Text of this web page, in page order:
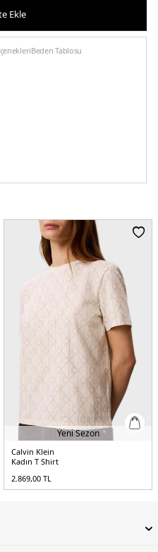
Ekle
Beden Tablosu
almanız önerilir.
Yeni Sezon
Calvin Klein
Kadın T Shirt
2.869,00 TL